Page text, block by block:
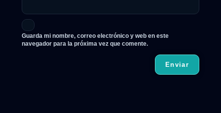
Guarda mi nombre, correo electrónico y web en este
navegador para la próxima vez que comente.